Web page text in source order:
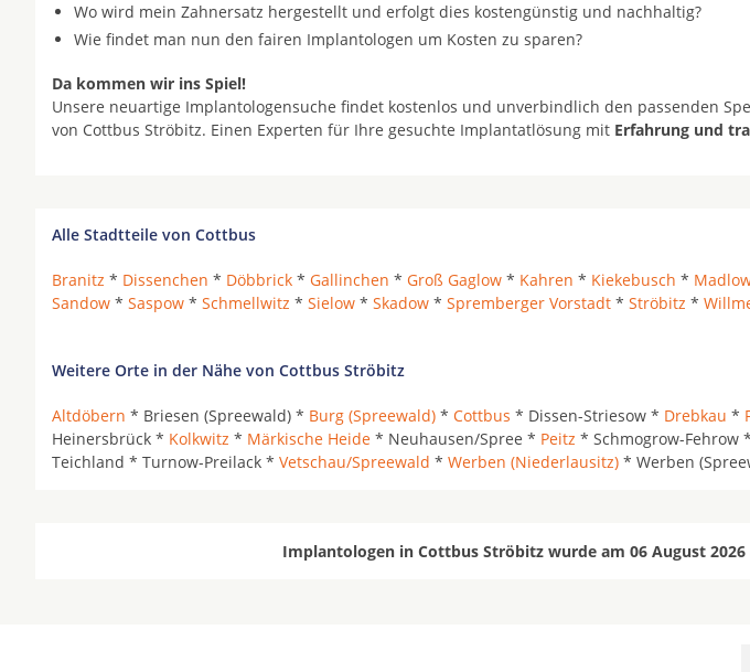
Wo wird mein Zahnersatz hergestellt und erfolgt dies kostengünstig und nachhaltig?
Wie findet man nun den fairen Implantologen um Kosten zu sparen?
Da kommen wir ins Spiel!
Unsere neuartige Implantologensuche findet kostenlos und unverbindlich den passenden
von Cottbus Ströbitz. Einen Experten für Ihre gesuchte Implantatlösung mit Erfahrung und
Alle Stadtteile von Cottbus
Branitz * Dissenchen * Döbbrick * Gallinchen * Groß Gaglow * Kahren * Kiekebusch *
Sandow * Saspow * Schmellwitz * Sielow * Skadow * Spremberger Vorstadt * Ströbitz *
Weitere Orte in der Nähe von Cottbus Ströbitz
Altdöbern * Briesen (Spreewald) * Burg (Spreewald) * Cottbus * Dissen-Striesow * Drebkau *
Heinersbrück * Kolkwitz * Märkische Heide * Neuhausen/Spree * Peitz * Schmogrow-Fehrow *
Teichland * Turnow-Preilack * Vetschau/Spreewald * Werben (Niederlausitz) * Werben
Implantologen in Cottbus Ströbitz wurde am 06 August